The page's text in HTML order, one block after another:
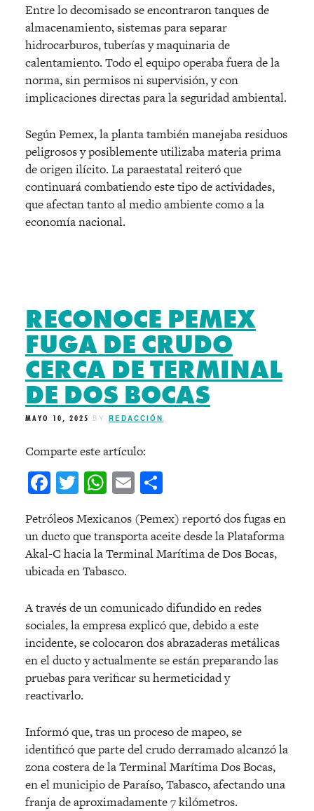
Entre lo decomisado se encontraron tanques de
almacenamiento, sistemas para separar
hidrocarburos, tuberías y maquinaria de
calentamiento. Todo el equipo operaba fuera de la
norma, sin permisos ni supervisión, y con
implicaciones directas para la seguridad ambiental.
Según Pemex, la planta también manejaba residuos
peligrosos y posiblemente utilizaba materia prima
de origen ilícito. La paraestatal reiteró que
continuará combatiendo este tipo de actividades,
que afectan tanto al medio ambiente como a la
economía nacional.
RECONOCE PEMEX
FUGA DE CRUDO
CERCA DE TERMINAL
DE DOS BOCAS
MAYO 10, 2025 BY REDACCIÓN
Comparte este artículo:
Facebook
Twitter
WhatsApp
Email
Petróleos Mexicanos (Pemex) reportó dos fugas en
un ducto que transporta aceite desde la Plataforma
Akal-C hacia la Terminal Marítima de Dos Bocas,
ubicada en Tabasco.
A través de un comunicado difundido en redes
sociales, la empresa explicó que, debido a este
incidente, se colocaron dos abrazaderas metálicas
en el ducto y actualmente se están preparando las
pruebas para verificar su hermeticidad y
reactivarlo.
Informó que, tras un proceso de mapeo, se
identificó que parte del crudo derramado alcanzó la
zona costera de la Terminal Marítima Dos Bocas,
en el municipio de Paraíso, Tabasco, afectando una
franja de aproximadamente 7 kilómetros.